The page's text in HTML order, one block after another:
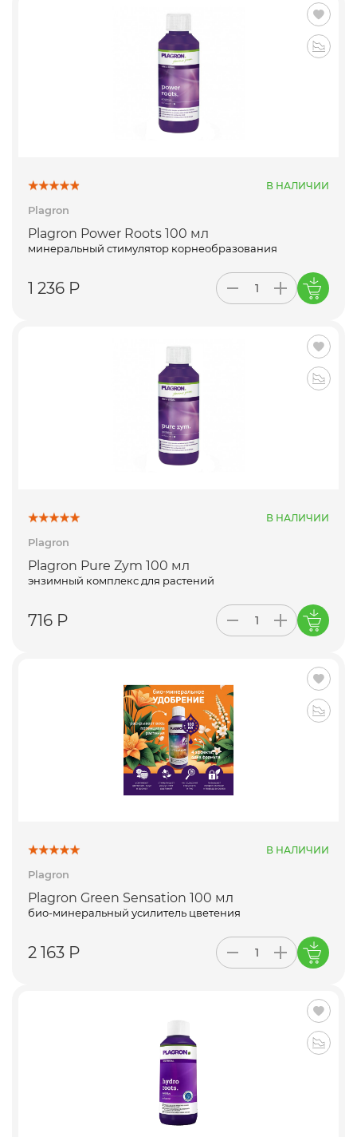
В НАЛИЧИИ
Plagron
Plagron Power Roots 100 мл
минеральный стимулятор корнеобразования
1 236 Р
В НАЛИЧИИ
Plagron
Plagron Pure Zym 100 мл
энзимный комплекс для растений
716 Р
В НАЛИЧИИ
Plagron
Plagron Green Sensation 100 мл
био-минеральный усилитель цветения
2 163 Р